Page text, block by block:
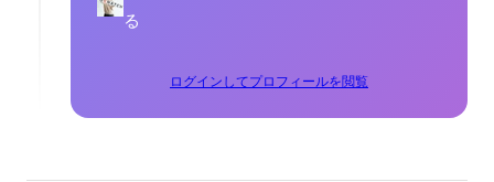
る
ログインしてプロフィールを閲覧